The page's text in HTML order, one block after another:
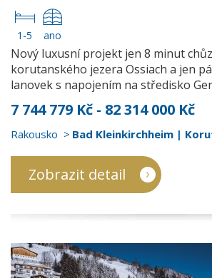
1-5 ano
Nový luxusní projekt jen 8 minut
korutanského jezera Ossiach a jen
lanovek s napojením na středisko
7 744 779 Kč - 82 314 000 Kč
Rakousko Bad Kleinkirchheim |
Zobrazit detail